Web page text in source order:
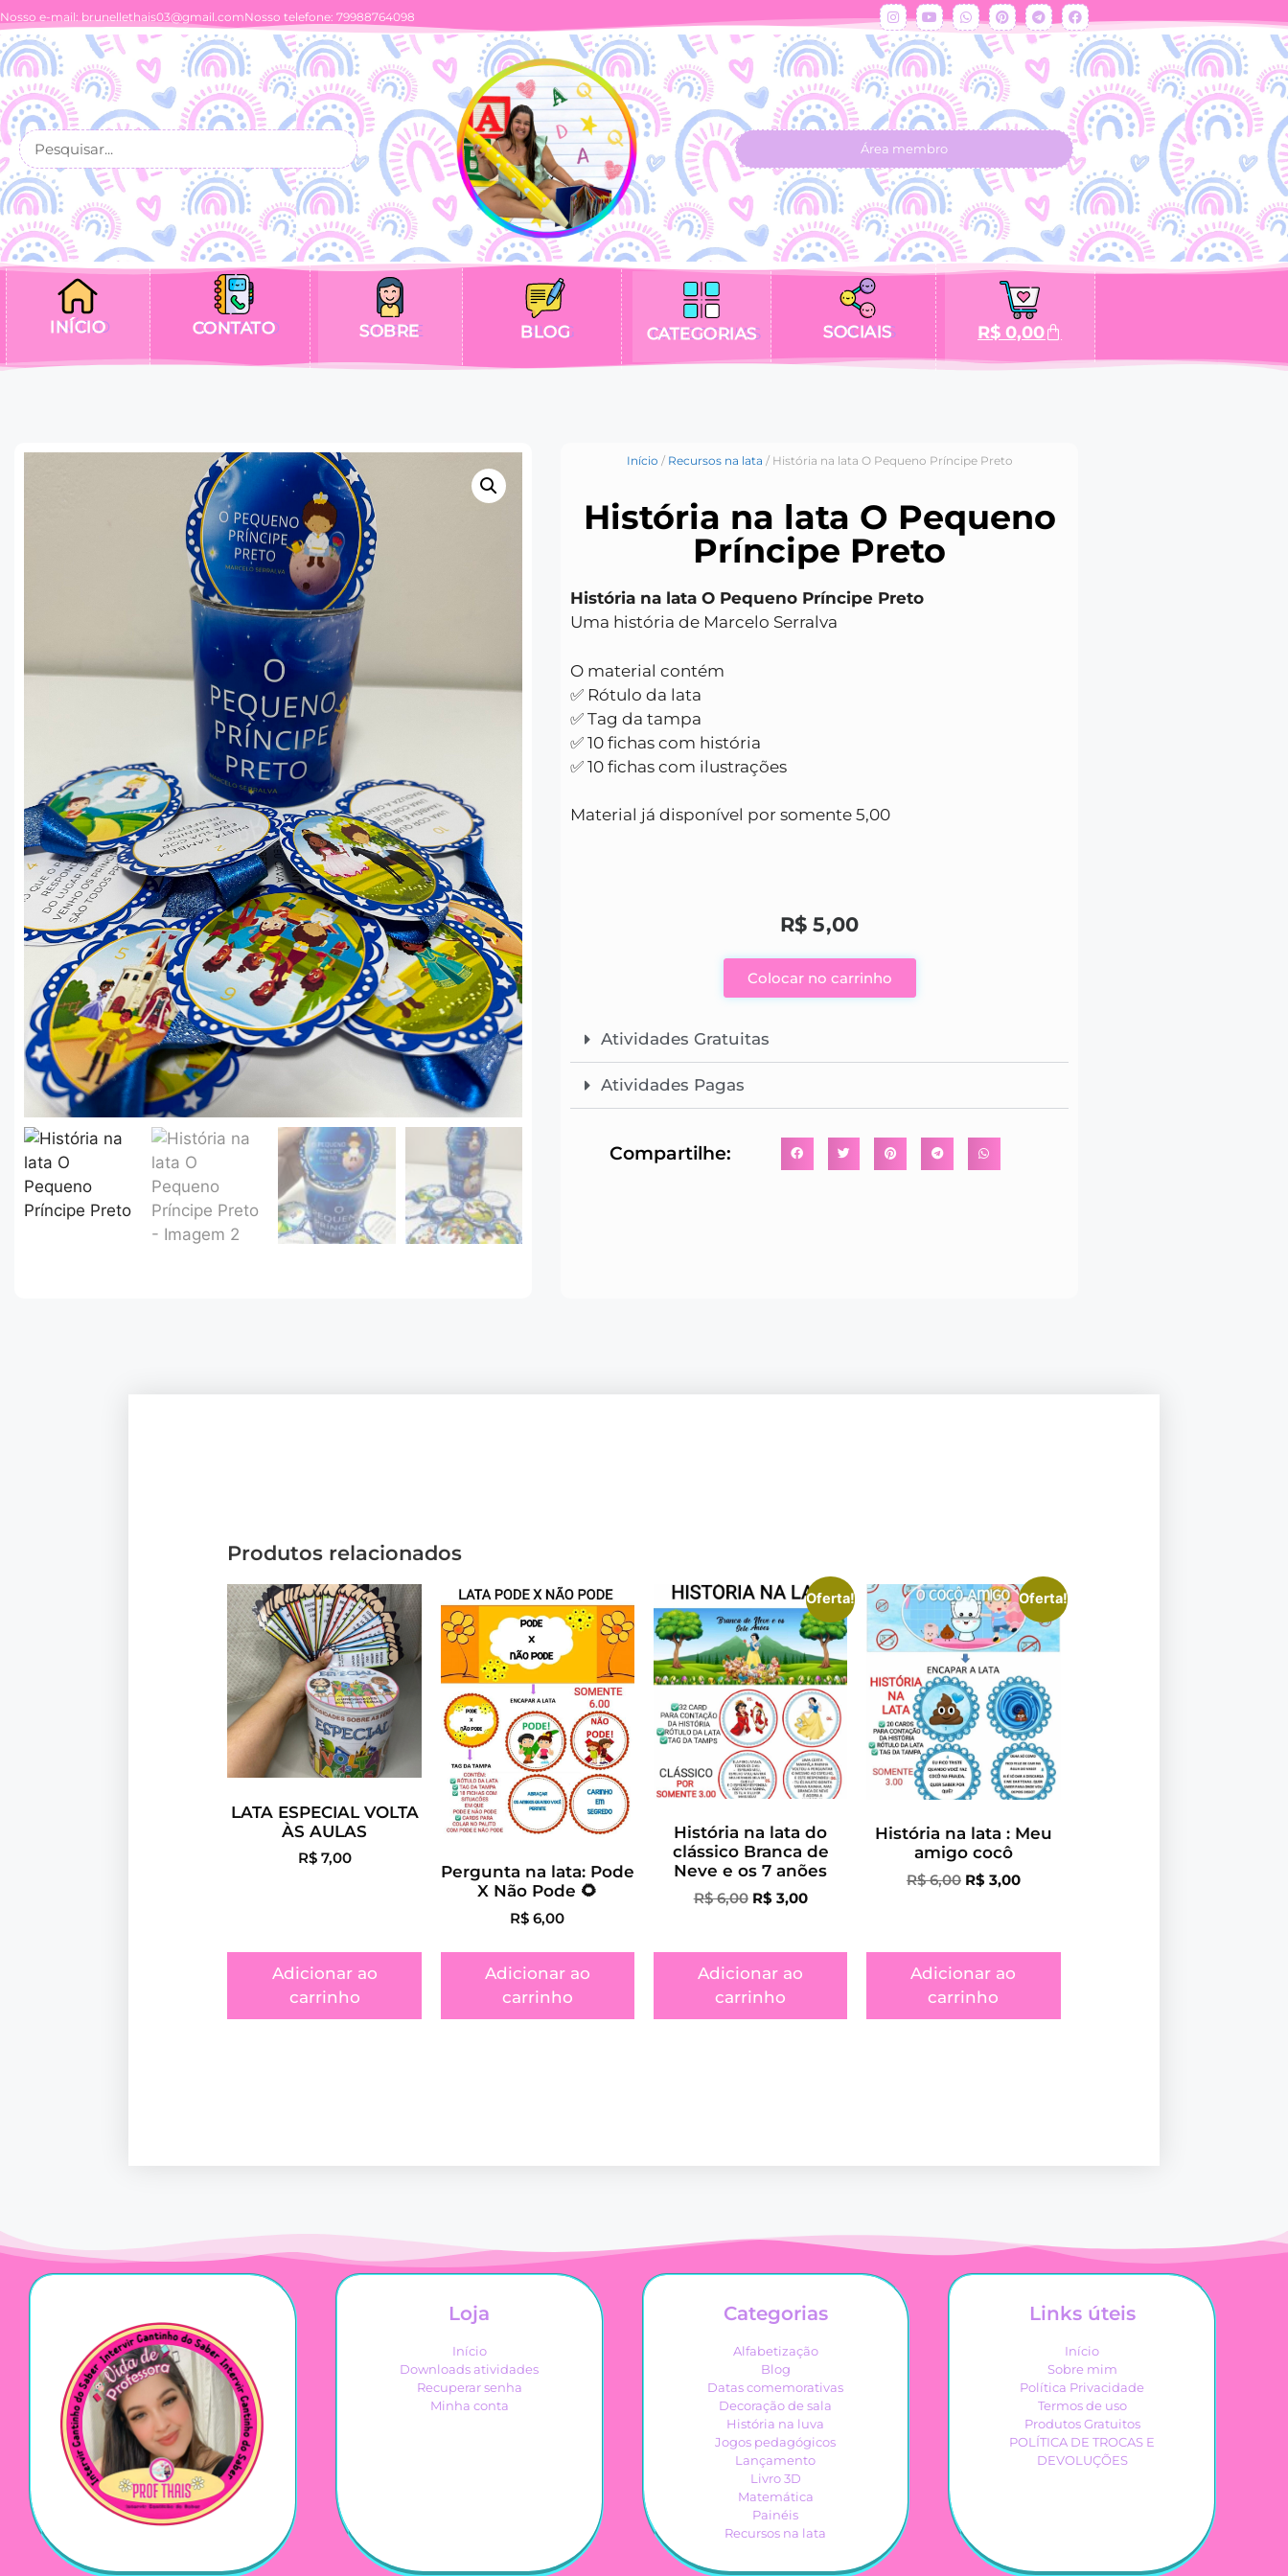
Nosso e-mail:brunellethais03@gmail.comNosso telefone: 79988764098
Área membro
INÍCIO CONTATO SOBRE BLOG CATEGORIAS SOCIAIS R$ 0,00
Início / Recursos na lata / História na lata O Pequeno Príncipe Preto
História na lata O Pequeno
Príncipe Preto
História na lata O Pequeno Príncipe Preto
Uma história de Marcelo Serralva
O material contém
✅ Rótulo da lata
✅ Tag da tampa
✅ 10 fichas com história
✅ 10 fichas com ilustrações
Material já disponível por somente 5,00
R$ 5,00
Colocar no carrinho
Atividades Gratuitas
Atividades Pagas
Compartilhe:
Produtos relacionados
LATA ESPECIAL VOLTA
ÀS AULAS
R$7,00
Adicionar ao
carrinho
Pergunta na lata: Pode
X Não Pode 🌻
R$ 6,00
Adicionar ao
carrinho
Oferta!
História na lata do
clássico Branca de
Neve e os 7 anões
R$6,00 R$ 3,00
Adicionar ao
carrinho
Oferta!
História na lata : Meu
amigo cocô
R$6,00 R$ 3,00
Adicionar ao
carrinho
Loja
Início
Downloads atividades
Recuperar senha
Minha conta
Categorias
Alfabetização
Blog
Datas comemorativas
Decoração de sala
História na luva
Jogos pedagógicos
Lançamento
Livro 3D
Matemática
Painéis
Recursos na lata
Links úteis
Início
Sobre mim
Política Privacidade
Termos de uso
Produtos Gratuitos
POLÍTICA DE TROCAS E
DEVOLUÇÕES